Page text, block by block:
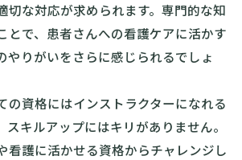
切な対応が求められます。専門的な知
とで、患者さんへの看護ケアに活かす
やりがいをさらに感じられるでしょ
の資格にはインストラクターになれる
キルアップにはキリがありません。
看護に活かせる資格からチャレンジし